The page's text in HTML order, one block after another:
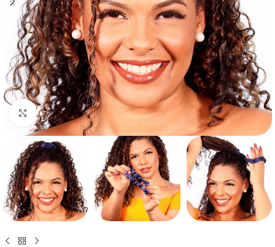
Click to enlarge